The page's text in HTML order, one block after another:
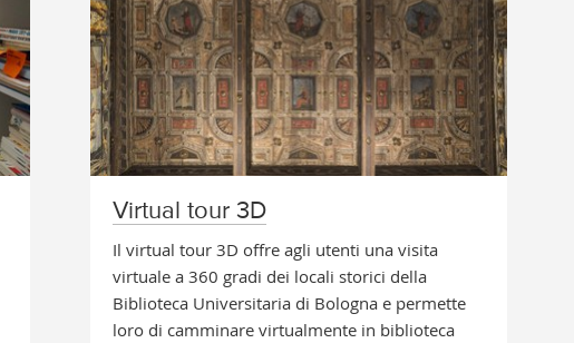
Virtual tour 3D
Il virtual tour 3D offre agli utenti una visita
virtuale a 360 gradi dei locali storici della
Biblioteca Universitaria di Bologna e permette
loro di camminare virtualmente in biblioteca